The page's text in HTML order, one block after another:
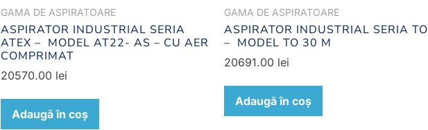
GAMA DE ASPIRATOARE
ASPIRATOR INDUSTRIAL SERIA
ATEX – MODEL AT22- AS – CU AER
COMPRIMAT
20570.00 lei
Adaugă în coș
GAMA DE ASPIRATOARE
ASPIRATOR INDUSTRIAL SERIA TO
– MODEL TO 30 M
20691.00 lei
Adaugă în coș